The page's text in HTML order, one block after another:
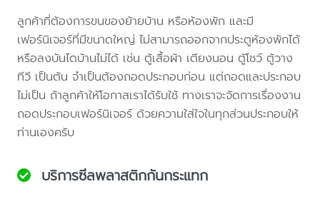
ลูกค้าที่ต้องการขนของย้ายบ้าน หรือห้องพัก และมี
เฟอร์นิเจอร์ที่มีขนาดใหญ่ ไม่สามารถออกจากประตูห้องพักได้
หรือลงบันไดบ้านไม่ได้ เช่น ตู้เสื้อผ้า เตียงนอน ตู้โชว์ ตู้วาง
ทีวี เป็นต้น จำเป็นต้องถอดประกอบก่อน แต่ถอดและประกอบ
ไม่เป็น ถ้าลูกค้าให้โอกาสเราได้รับใช้ ทางเราจะจัดการเรื่องงาน
ถอดประกอบเฟอร์นิเจอร์ ด้วยความใส่ใจในทุกส่วนประกอบให้
ท่านเองครับ
บริการซีลพลาสติกกันกระแทก